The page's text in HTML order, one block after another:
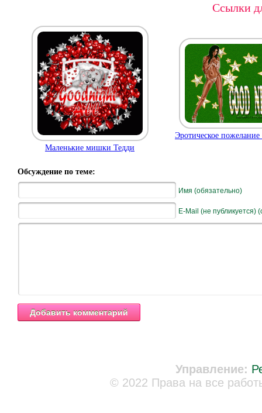
Ссылки
Маленькие мишки Тедди
Эротическое
Обсуждение по теме:
Имя (обязательно)
E-Mail (не публикуется)
Управление:
© 2022 Права на все